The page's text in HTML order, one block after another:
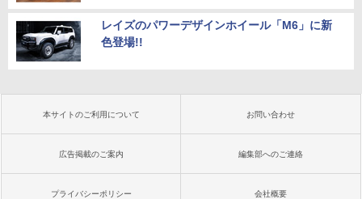
レイズのパワーデザインホイール「M6」に新
色登場!!
本サイトのご利用について お問い合わせ
広告掲載のご案内 編集部へのご連絡
プライバシーポリシー 会社概要